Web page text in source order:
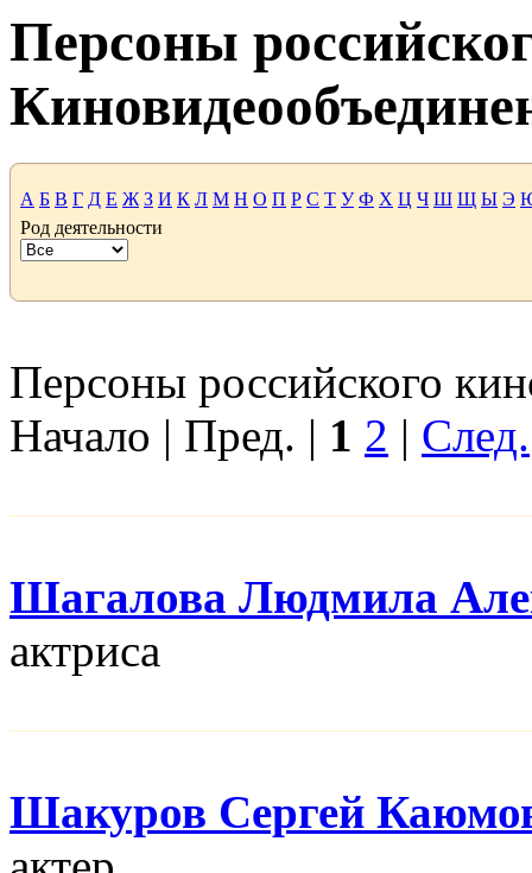
Персоны
А Б В Г Д Е Ж З И К Л М Н О П Р С Т У Ф Х Ц Ч Ш Щ Ы Э
Род деятельности
Персоны российского
Начало | Пред. | 1 2 | След.
Шагалова Людмила
актриса
Шакуров Сергей